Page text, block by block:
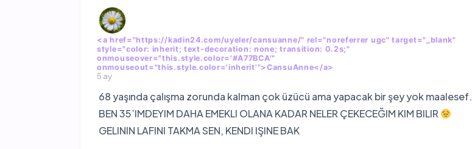
<a href="https://kadin24.com/uyeler/cansuanne/" rel="noreferrer ugc" target="_blank"
style="color: inherit; text-decoration: none; transition: 0.2s;"
onmouseover="this.style.color='#A77BCA'"
onmouseout="this.style.color='inherit'">CansuAnne</a>
5 ay
68 yaşında çalışma zorunda kalman çok üzücü ama yapacak bir şey yok maalesef.
BEN 35’IMDEYIM DAHA EMEKLI OLANA KADAR NELER ÇEKECEĞIM KIM BILIR
GELININ LAFINI TAKMA SEN, KENDI IŞINE BAK